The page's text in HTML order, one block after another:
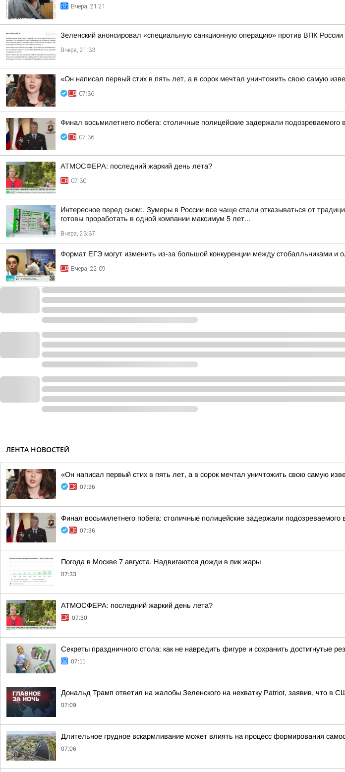
Вчера, 21:21
Зеленский анонсировал «специальную санкционную операцию» против ВПК России
Вчера, 21:33
«Он написал первый стих в пять лет, а в сорок мечтал уничтожить свою самую
07:36
Финал восьмилетнего побега: столичные полицейские задержали подозреваемого
07:36
АТМОСФЕРА: последний жаркий день лета?
07:30
Интересное перед сном:. Зумеры в России все чаще стали отказываться от
готовы проработать в одной компании максимум 5 лет...
Вчера, 23:37
Формат ЕГЭ могут изменить из-за большой конкуренции между стобалльниками и
Вчера, 22:09
ЛЕНТА НОВОСТЕЙ
«Он написал первый стих в пять лет, а в сорок мечтал уничтожить свою самую
07:36
Финал восьмилетнего побега: столичные полицейские задержали
07:36
Погода в Москве 7 августа. Надвигаются дожди в пик жары
07:33
АТМОСФЕРА: последний жаркий день лета?
07:30
Секреты праздничного стола: как не навредить фигуре и сохранить достигнутые
07:11
Дональд Трамп ответил на жалобы Зеленского на нехватку Patriot, заявив, что в
07:09
Длительное грудное вскармливание может влиять на процесс формирования
07:06